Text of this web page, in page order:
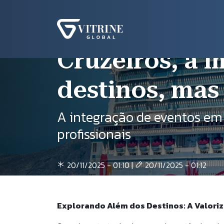
Cruzeiros, a
destinos,
A integração de eventos
profissionais
20/11/2025 - 01:10 | 20/11/2025 - 01:12
Explorando Além dos Destinos: A